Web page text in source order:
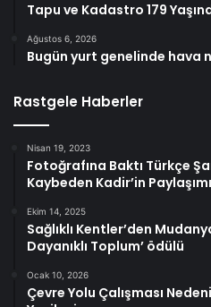
Tapu ve Kadastro 179
Ağustos 6, 2026
Bugün yurt genelinde hava
Rastgele Haberler
Nisan 19, 2023
Fotoğrafına Baktı Türkçe
Kaybeden Kadir’in
Ekim 14, 2025
Sağlıklı Kentler’den
Dayanıklı Toplum’ ödülü
Ocak 10, 2026
Çevre Yolu Çalışması